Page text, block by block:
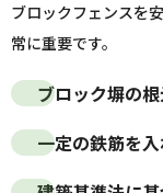
ブロックフェンスを
常に重要です。
ブロック塀の
一定の鉄筋を